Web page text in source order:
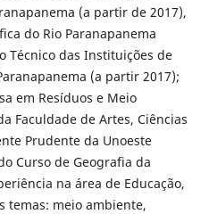
(a partir de 2017),
do Rio Paranapanema
Técnico das Instituições de
(a partir 2017);
em Resíduos e Meio
Faculdade de Artes, Ciências
Prudente da Unoeste
Curso de Geografia da
na área de Educação,
temas: meio ambiente,